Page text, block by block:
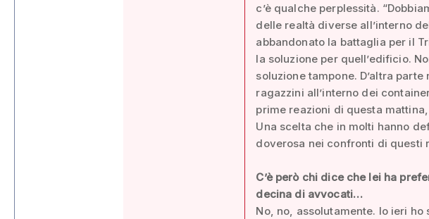
c’è qualche perplessità.
delle realtà diverse all’interno
abbandonato la battaglia per il
la soluzione per quell’edificio.
soluzione tampone. D’altra
ragazzini all’interno dei
prime reazioni di questa
Una scelta che in molti hanno
doverosa nei confronti di questi
C’è però chi dice che lei ha
decina di avvocati…
No, no, assolutamente. Io ieri